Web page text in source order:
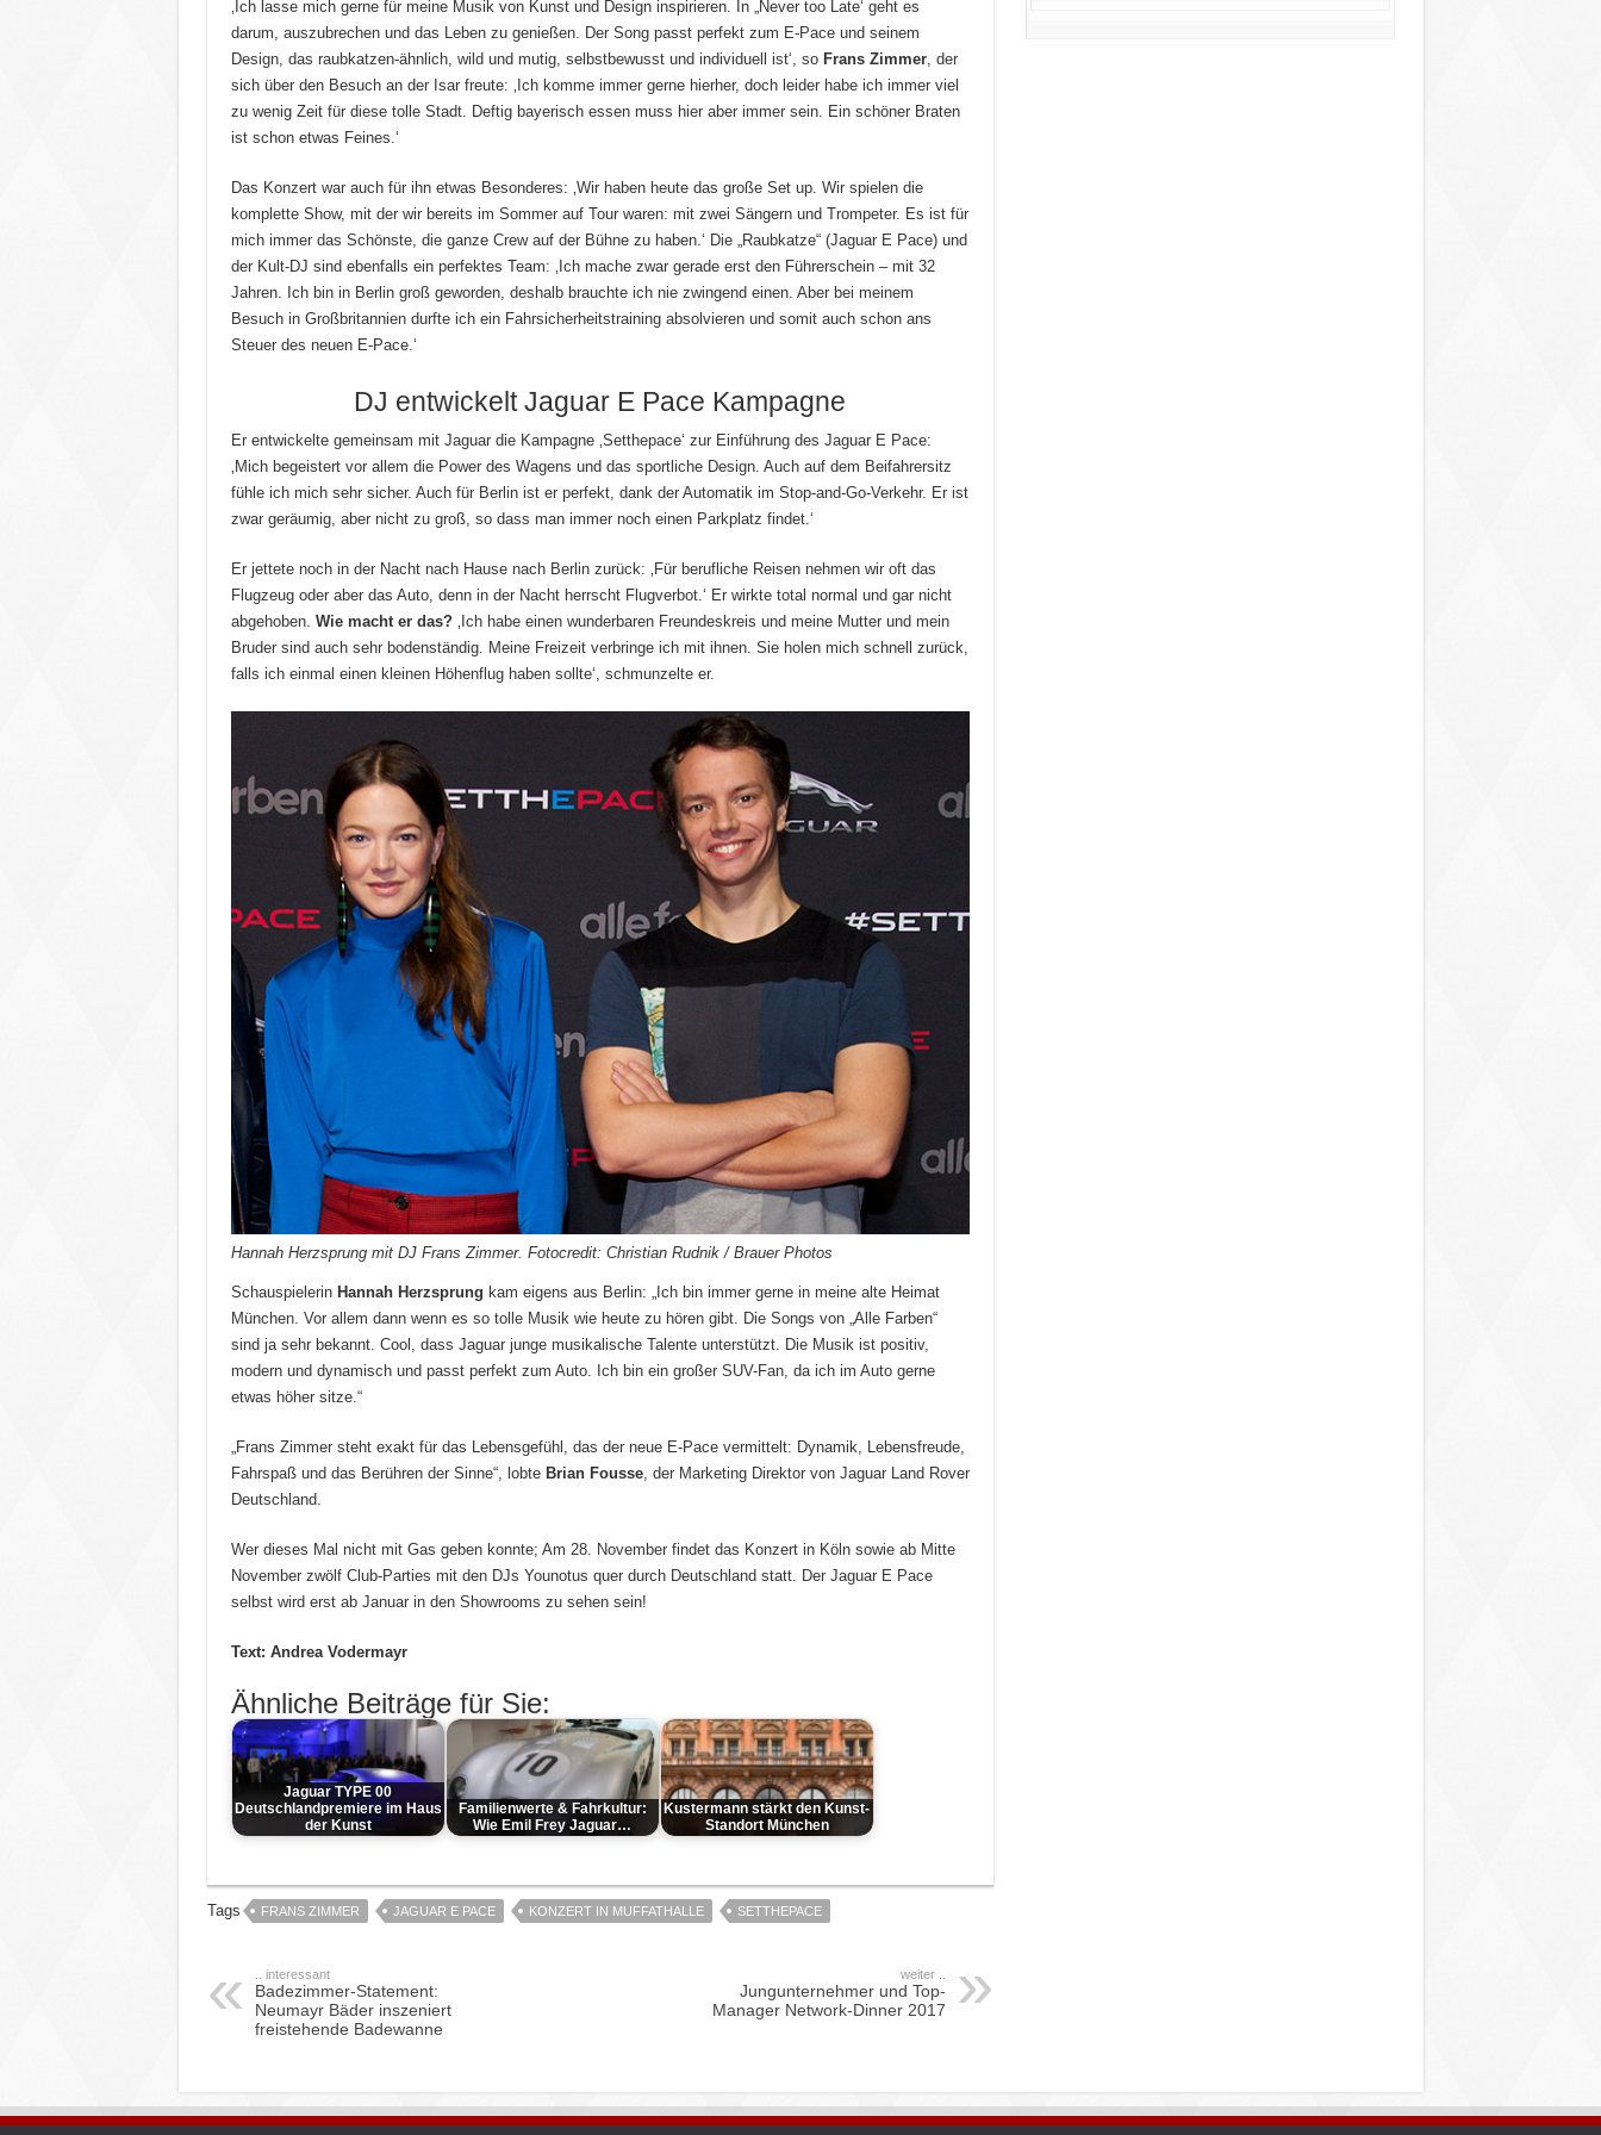
‚Ich lasse mich gerne für meine Musik von Kunst und Design inspirieren. In „Never too Late‘ geht es
darum, auszubrechen und das Leben zu genießen. Der Song passt perfekt zum E-Pace und seinem
Design, das raubkatzen-ähnlich, wild und mutig, selbstbewusst und individuell ist‘, so Frans Zimmer, der
sich über den Besuch an der Isar freute: ‚Ich komme immer gerne hierher, doch leider habe ich immer viel
zu wenig Zeit für diese tolle Stadt. Deftig bayerisch essen muss hier aber immer sein. Ein schöner Braten
ist schon etwas Feines.‘
Das Konzert war auch für ihn etwas Besonderes: ‚Wir haben heute das große Set up. Wir spielen die
komplette Show, mit der wir bereits im Sommer auf Tour waren: mit zwei Sängern und Trompeter. Es ist für
mich immer das Schönste, die ganze Crew auf der Bühne zu haben.‘ Die „Raubkatze“ (Jaguar E Pace) und
der Kult-DJ sind ebenfalls ein perfektes Team: ‚Ich mache zwar gerade erst den Führerschein – mit 32
Jahren. Ich bin in Berlin groß geworden, deshalb brauchte ich nie zwingend einen. Aber bei meinem
Besuch in Großbritannien durfte ich ein Fahrsicherheitstraining absolvieren und somit auch schon ans
Steuer des neuen E-Pace.‘
DJ entwickelt Jaguar E Pace Kampagne
Er entwickelte gemeinsam mit Jaguar die Kampagne ‚Setthepace‘ zur Einführung des Jaguar E Pace:
‚Mich begeistert vor allem die Power des Wagens und das sportliche Design. Auch auf dem Beifahrersitz
fühle ich mich sehr sicher. Auch für Berlin ist er perfekt, dank der Automatik im Stop-and-Go-Verkehr. Er ist
zwar geräumig, aber nicht zu groß, so dass man immer noch einen Parkplatz findet.‘
Er jettete noch in der Nacht nach Hause nach Berlin zurück: ‚Für berufliche Reisen nehmen wir oft das
Flugzeug oder aber das Auto, denn in der Nacht herrscht Flugverbot.‘ Er wirkte total normal und gar nicht
abgehoben. Wie macht er das?‚Ich habe einen wunderbaren Freundeskreis und meine Mutter und mein
Bruder sind auch sehr bodenständig. Meine Freizeit verbringe ich mit ihnen. Sie holen mich schnell zurück,
falls ich einmal einen kleinen Höhenflug haben sollte‘, schmunzelte er.
Hannah Herzsprung mit DJ Frans Zimmer. Fotocredit: Christian Rudnik / Brauer Photos
Schauspielerin Hannah Herzsprung kam eigens aus Berlin: „Ich bin immer gerne in meine alte Heimat
München. Vor allem dann wenn es so tolle Musik wie heute zu hören gibt. Die Songs von „Alle Farben“
sind ja sehr bekannt. Cool, dass Jaguar junge musikalische Talente unterstützt. Die Musik ist positiv,
modern und dynamisch und passt perfekt zum Auto. Ich bin ein großer SUV-Fan, da ich im Auto gerne
etwas höher sitze.“
„Frans Zimmer steht exakt für das Lebensgefühl, das der neue E-Pace vermittelt: Dynamik, Lebensfreude,
Fahrspaß und das Berühren der Sinne“, lobte Brian Fousse, der Marketing Direktor von Jaguar Land Rover
Deutschland.
Wer dieses Mal nicht mit Gas geben konnte; Am 28. November findet das Konzert in Köln sowie ab Mitte
November zwölf Club-Parties mit den DJs Younotus quer durch Deutschland statt. Der Jaguar E Pace
selbst wird erst ab Januar in den Showrooms zu sehen sein!
Text: Andrea Vodermayr
Ähnliche Beiträge für Sie:
Jaguar TYPE 00
Deutschlandpremiere im Haus
der Kunst
Familienwerte & Fahrkultur:
Wie Emil Frey Jaguar…
Kustermann stärkt den Kunst-
Standort München
Tags FRANS ZIMMER JAGUAR E PACE KONZERT IN MUFFATHALLE SETTHEPACE
.. interessant
Badezimmer-Statement:
Neumayr Bäder inszeniert
freistehende Badewanne
weiter ..
Jungunternehmer und Top-
Manager Network-Dinner 2017